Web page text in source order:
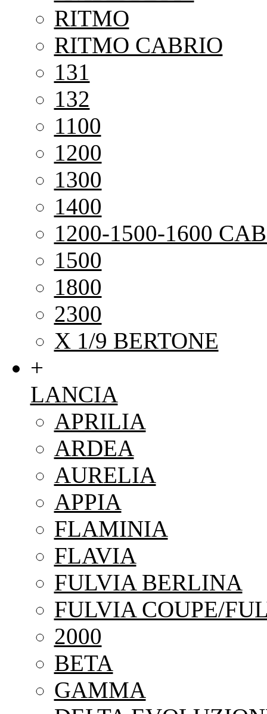
RITMO
RITMO CABRIO
131
132
1100
1200
1300
1400
1200-1500-1600
1500
1800
2300
X 1/9 BERTONE
+
LANCIA
APRILIA
ARDEA
AURELIA
APPIA
FLAMINIA
FLAVIA
FULVIA BERLINA
FULVIA COUPE/
2000
BETA
GAMMA